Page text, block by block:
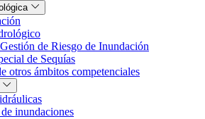
de Riesgo de Inundación
de Sequías
otros ámbitos competenciales
inundaciones